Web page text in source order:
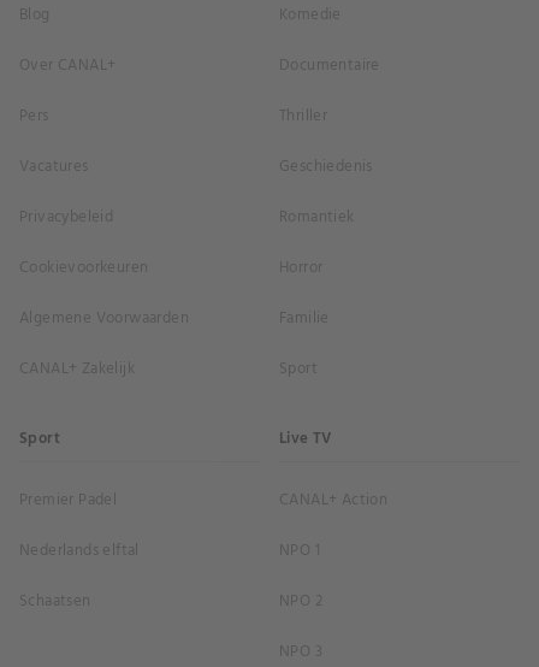
Blog
Over CANAL+
Pers
Vacatures
Privacybeleid
Cookievoorkeuren
Algemene Voorwaarden
CANAL+ Zakelijk
Komedie
Documentaire
Thriller
Geschiedenis
Romantiek
Horror
Familie
Sport
Sport
Premier Padel
Nederlands elftal
Schaatsen
Live TV
CANAL+ Action
NPO 1
NPO 2
NPO 3